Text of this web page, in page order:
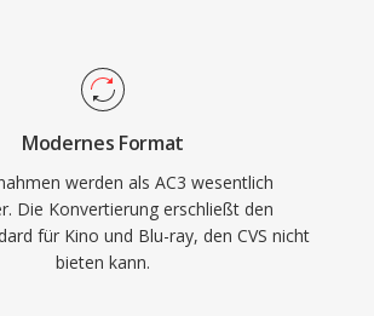
Modernes Format
werden als AC3 wesentlich
Die Konvertierung erschließt den
für Kino und Blu-ray, den CVS nicht
bieten kann.